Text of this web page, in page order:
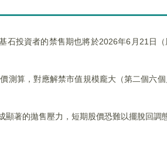
石投資者的禁售期也將於2026年6月21日（
測算，對應解禁市值規模龐大（第二個六
著的拋售壓力，短期股價恐難以擺脫回調